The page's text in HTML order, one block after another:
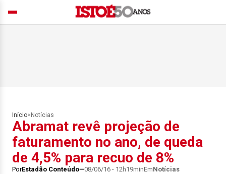
Início> Notícias
Abramat revê projeção de
faturamento no ano, de queda
de 4,5% para recuo de 8%
PorEstadão Conteúdo 08/06/16 - 12h19minEmNotícias